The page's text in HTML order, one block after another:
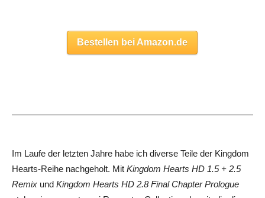
Bestellen bei Amazon.de
Im Laufe der letzten Jahre habe ich diverse Teile der Kingdom
Hearts-Reihe nachgeholt. Mit Kingdom Hearts HD 1.5 + 2.5
Remix und Kingdom Hearts HD 2.8 Final Chapter Prologue